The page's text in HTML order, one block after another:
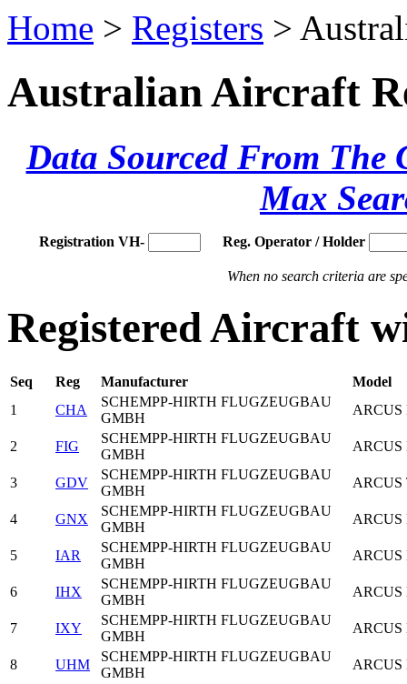
Home > Registers >
Australian Aircraft
Data Sourced From The
Max
Registration VH- Reg. Operator / Holder
When no search criteria are
Registered Aircraft
Seq Reg Manufacturer
Model
1
CHA
SCHEMPP-HIRTH FLUGZEUGBAU
GMBH
ARCUS
2 FIG
SCHEMPP-HIRTH FLUGZEUGBAU
GMBH
ARCUS
3 GDV
SCHEMPP-HIRTH FLUGZEUGBAU
GMBH
ARCUS
4 GNX
SCHEMPP-HIRTH FLUGZEUGBAU
GMBH
ARCUS
5 IAR
SCHEMPP-HIRTH FLUGZEUGBAU
GMBH
ARCUS
6 IHX
SCHEMPP-HIRTH FLUGZEUGBAU
GMBH
ARCUS
7 IXY
SCHEMPP-HIRTH FLUGZEUGBAU
GMBH
ARCUS
8 UHM
SCHEMPP-HIRTH FLUGZEUGBAU
GMBH
ARCUS